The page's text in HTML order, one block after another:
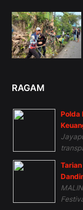
RAGAM
Polda